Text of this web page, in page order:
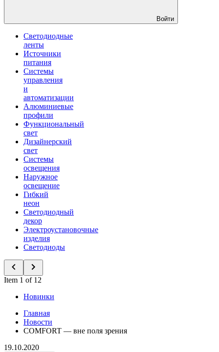
Войти
Светодиодные
ленты
Источники
питания
Системы
управления
и
автоматизации
Алюминиевые
профили
Функциональный
свет
Дизайнерский
свет
Системы
освещения
Наружное
освещение
Гибкий
неон
Светодиодный
декор
Электроустановочные
изделия
Светодиоды
Item 1 of 12
Новинки
Главная
Новости
COMFORT — вне поля зрения
19.10.2020